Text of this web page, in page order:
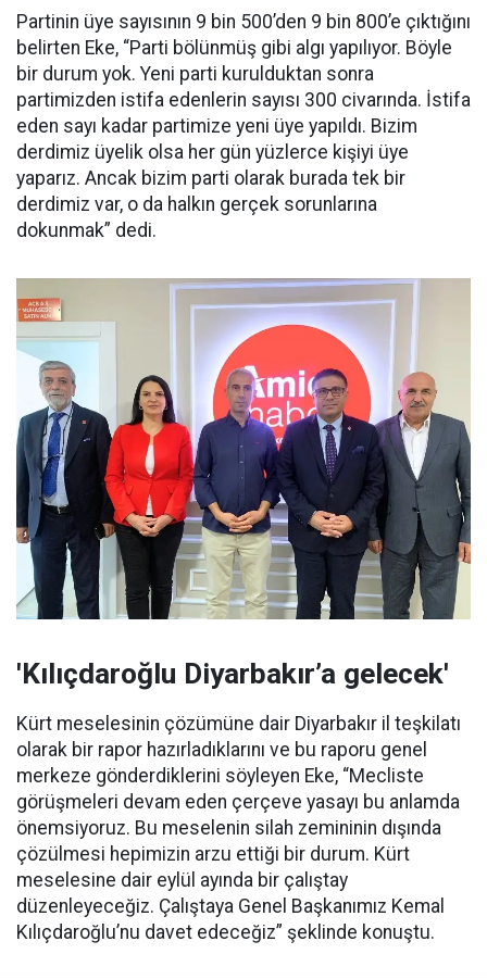
Partinin üye sayısının 9 bin 500’den 9 bin 800’e çıktığını
belirten Eke, “Parti bölünmüş gibi algı yapılıyor. Böyle
bir durum yok. Yeni parti kurulduktan sonra
partimizden istifa edenlerin sayısı 300 civarında. İstifa
eden sayı kadar partimize yeni üye yapıldı. Bizim
derdimiz üyelik olsa her gün yüzlerce kişiyi üye
yaparız. Ancak bizim parti olarak burada tek bir
derdimiz var, o da halkın gerçek sorunlarına
dokunmak” dedi.
'Kılıçdaroğlu Diyarbakır’a gelecek'
Kürt meselesinin çözümüne dair Diyarbakır il teşkilatı
olarak bir rapor hazırladıklarını ve bu raporu genel
merkeze gönderdiklerini söyleyen Eke, “Mecliste
görüşmeleri devam eden çerçeve yasayı bu anlamda
önemsiyoruz. Bu meselenin silah zemininin dışında
çözülmesi hepimizin arzu ettiği bir durum. Kürt
meselesine dair eylül ayında bir çalıştay
düzenleyeceğiz. Çalıştaya Genel Başkanımız Kemal
Kılıçdaroğlu’nu davet edeceğiz” şeklinde konuştu.